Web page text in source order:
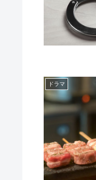
ドラマ